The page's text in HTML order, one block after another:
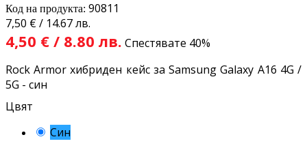
Код на продукта: 90811
7,50 € / 14.67 лв.
4,50 € / 8.80 лв. Спестявате 40%
Rock Armor хибриден кейс за Samsung Galaxy A16 4G /
5G - син
Цвят
Син